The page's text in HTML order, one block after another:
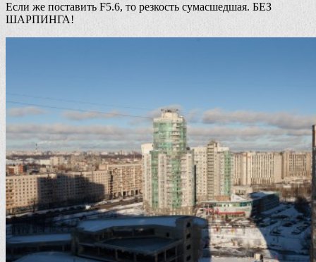
Если же поставить F5.6, то резкость сумасшедшая. БЕЗ
ШАРПИНГА!